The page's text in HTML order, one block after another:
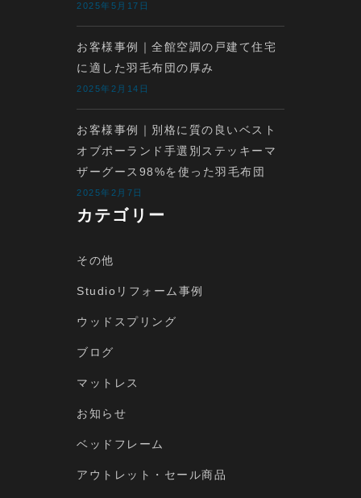
2025年5月17日
お客様事例｜全館空調の戸建て住宅
に適した羽毛布団の厚み
2025年2月14日
お客様事例｜別格に質の良いベスト
オブポーランド手選別ステッキーマ
ザーグース98%を使った羽毛布団
2025年2月7日
カテゴリー
その他
Studioリフォーム事例
ウッドスプリング
ブログ
マットレス
お知らせ
ベッドフレーム
アウトレット・セール商品